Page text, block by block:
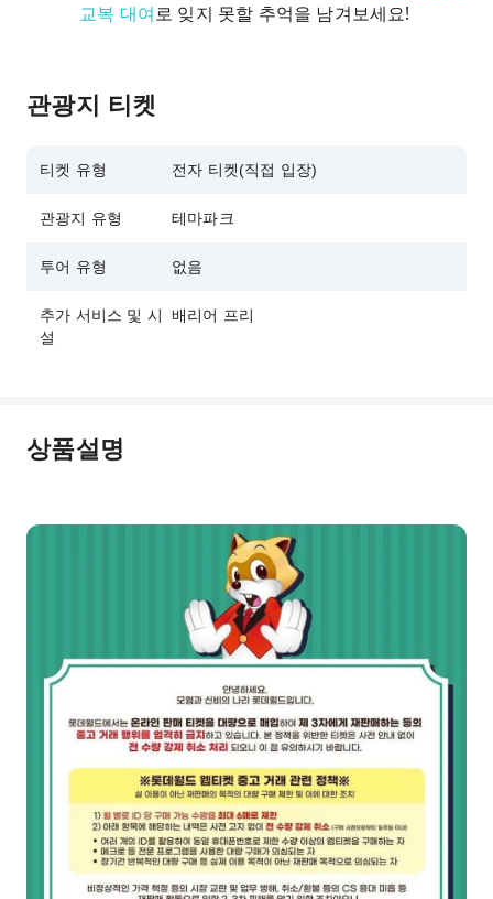
교복 대여로 잊지 못할 추억을 남겨보세요!
관광지 티켓
티켓 유형 전자 티켓(직접 입장)
관광지 유형 테마파크
투어 유형 없음
추가 서비스 및 시
설
배리어 프리
상품설명